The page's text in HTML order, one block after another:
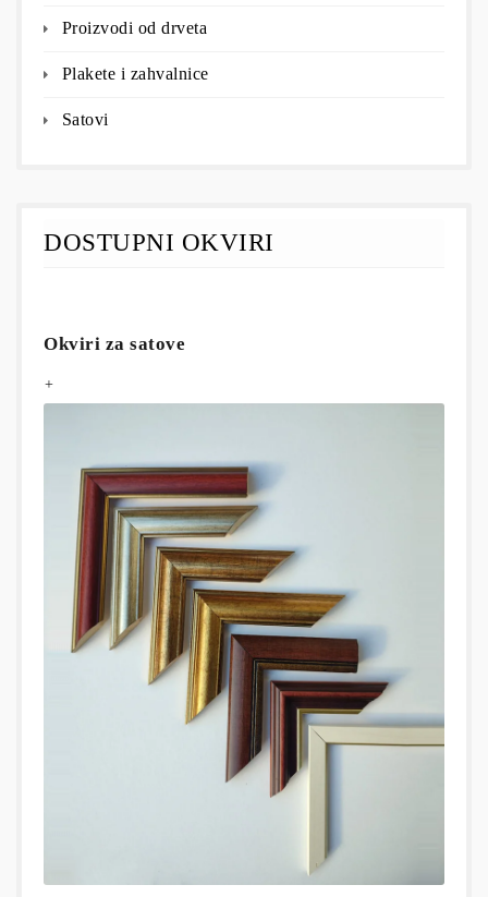
Proizvodi od drveta
Plakete i zahvalnice
Satovi
DOSTUPNI OKVIRI
Okviri za satove
+